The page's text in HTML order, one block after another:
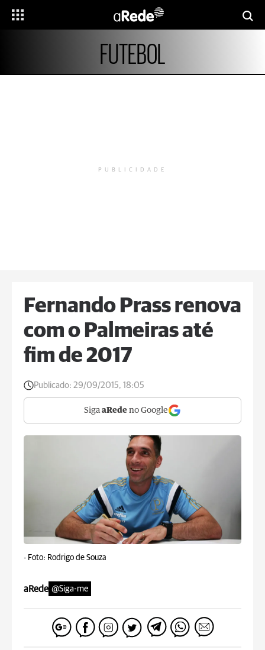
FUTEBOL
PUBLICIDADE
Fernando Prass renova
com o Palmeiras até
fim de 2017
Publicado: 29/09/2015, 18:05
Siga aRede no Google
- Foto: Rodrigo de Souza
aRede @Siga-me